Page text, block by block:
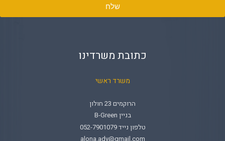
שלח
כתובת משרדינו
משרד ראשי
הרוקמים 23 חולון
בניין B-Green
טלפון נייד 052-7901079
alona.adv@gmail.com